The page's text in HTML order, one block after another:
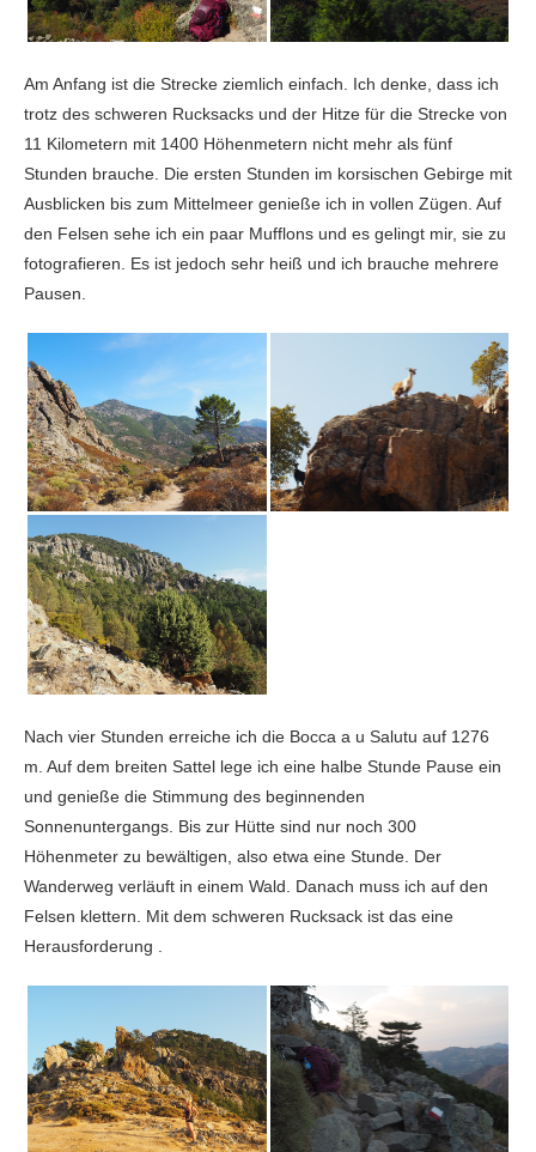
Am Anfang ist die Strecke ziemlich einfach. Ich denke, dass ich
trotz des schweren Rucksacks und der Hitze für die Strecke von
11 Kilometern mit 1400 Höhenmetern nicht mehr als fünf
Stunden brauche. Die ersten Stunden im korsischen Gebirge mit
Ausblicken bis zum Mittelmeer genieße ich in vollen Zügen. Auf
den Felsen sehe ich ein paar Mufflons und es gelingt mir, sie zu
fotografieren. Es ist jedoch sehr heiß und ich brauche mehrere
Pausen.
Nach vier Stunden erreiche ich die Bocca a u Salutu auf 1276
m. Auf dem breiten Sattel lege ich eine halbe Stunde Pause ein
und genieße die Stimmung des beginnenden
Sonnenuntergangs. Bis zur Hütte sind nur noch 300
Höhenmeter zu bewältigen, also etwa eine Stunde. Der
Wanderweg verläuft in einem Wald. Danach muss ich auf den
Felsen klettern. Mit dem schweren Rucksack ist das eine
Herausforderung .